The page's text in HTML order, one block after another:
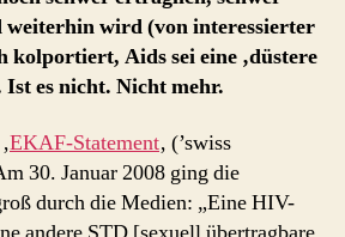
weiterhin wird (von interessierter
kolportiert, Aids sei eine ‚düstere
Ist es nicht. Nicht mehr.
EKAF-Statement‚ (’swiss
30. Januar 2008 ging die
durch die Medien: „Eine HIV-